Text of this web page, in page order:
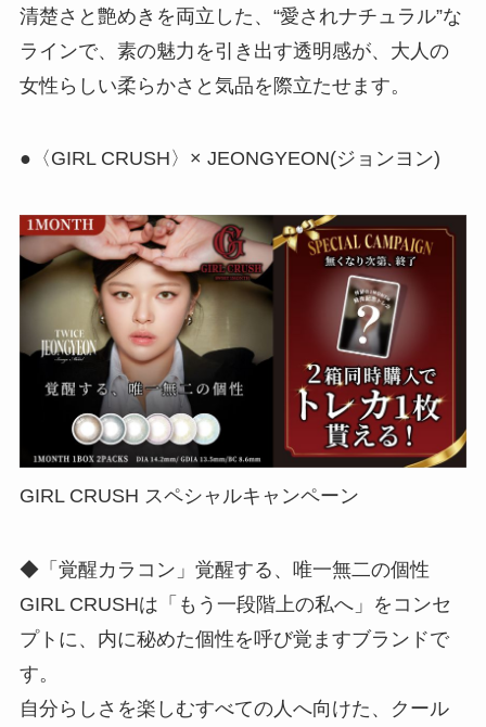
清楚さと艶めきを両立した、“愛されナチュラル”な
ラインで、素の魅力を引き出す透明感が、大人の
女性らしい柔らかさと気品を際立たせます。
●〈GIRL CRUSH〉× JEONGYEON(ジョンヨン)
GIRL CRUSH スペシャルキャンペーン
◆「覚醒カラコン」覚醒する、唯一無二の個性
GIRL CRUSHは「もう一段階上の私へ」をコンセ
プトに、内に秘めた個性を呼び覚ますブランドで
す。
自分らしさを楽しむすべての人へ向けた、クール